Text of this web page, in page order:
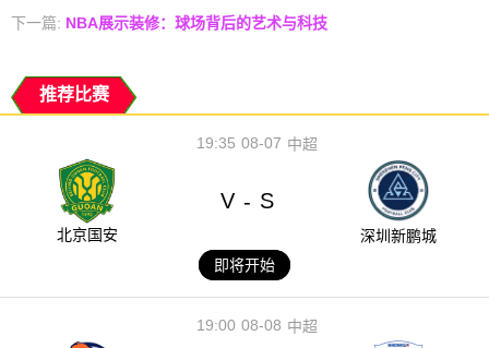
下一篇: NBA展示装修：球场背后的艺术与科技
推荐比赛
08-07
19:35 中超
北京国安
V - S
深圳新鹏城
即将开始
08-08
19:00 中超